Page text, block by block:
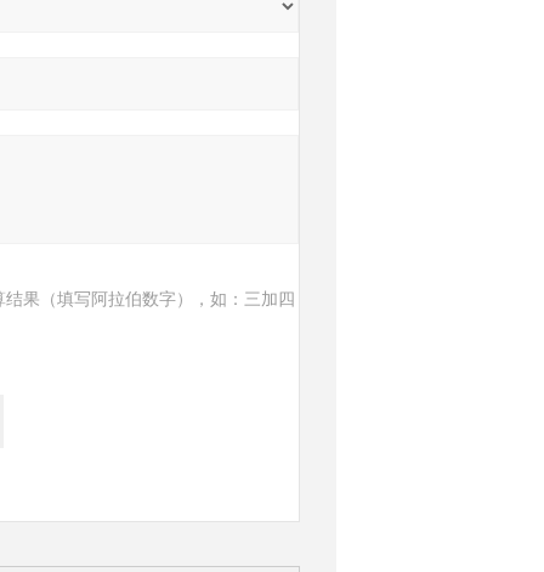
结果（填写阿拉伯数字），如：三加四